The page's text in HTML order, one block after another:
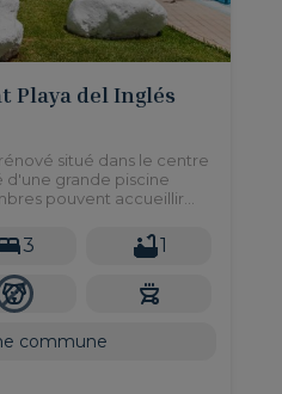
Playa del Inglés
situé dans le centre
d'une grande piscine
pouvent accueillir
3 1
commune